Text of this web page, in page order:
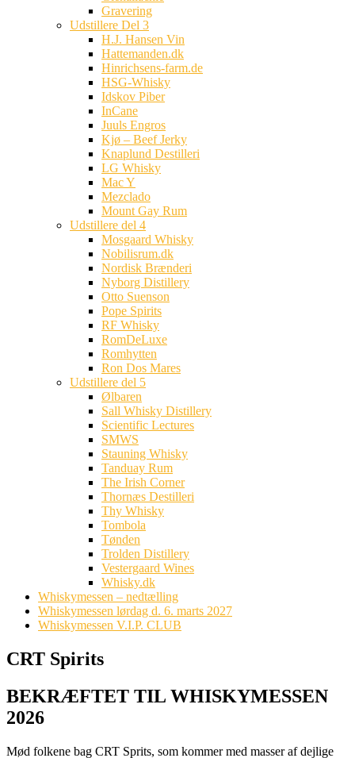
Gravering
Udstillere Del 3
H.J. Hansen Vin
Hattemanden.dk
Hinrichsens-farm.de
HSG-Whisky
Idskov Piber
InCane
Juuls Engros
Kjø – Beef Jerky
Knaplund Destilleri
LG Whisky
Mac Y
Mezclado
Mount Gay Rum
Udstillere del 4
Mosgaard Whisky
Nobilisrum.dk
Nordisk Brænderi
Nyborg Distillery
Otto Suenson
Pope Spirits
RF Whisky
RomDeLuxe
Romhytten
Ron Dos Mares
Udstillere del 5
Ølbaren
Sall Whisky Distillery
Scientific Lectures
SMWS
Stauning Whisky
Tanduay Rum
The Irish Corner
Thornæs Destilleri
Thy Whisky
Tombola
Tønden
Trolden Distillery
Vestergaard Wines
Whisky.dk
Whiskymessen – nedtælling
Whiskymessen lørdag d. 6. marts 2027
Whiskymessen V.I.P. CLUB
CRT Spirits
BEKRÆFTET TIL WHISKYMESSEN
2026
Mød folkene bag CRT Sprits, som kommer med masser af dejlige